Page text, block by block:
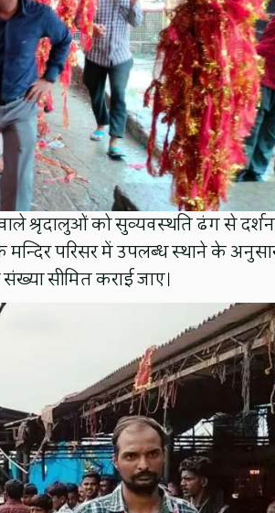
श्रृदालुओं को सुव्यवस्थति ढंग से दर्शन
परिसर में उपलब्ध स्थाने के
सीमित कराई जाए।